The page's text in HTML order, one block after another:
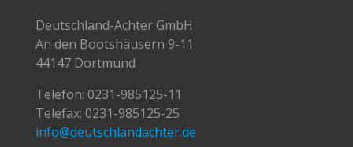
Deutschland-Achter GmbH
An den Bootshäusern 9-11
44147 Dortmund
Telefon: 0231-985125-11
Telefax: 0231-985125-25
info@deutschlandachter.de